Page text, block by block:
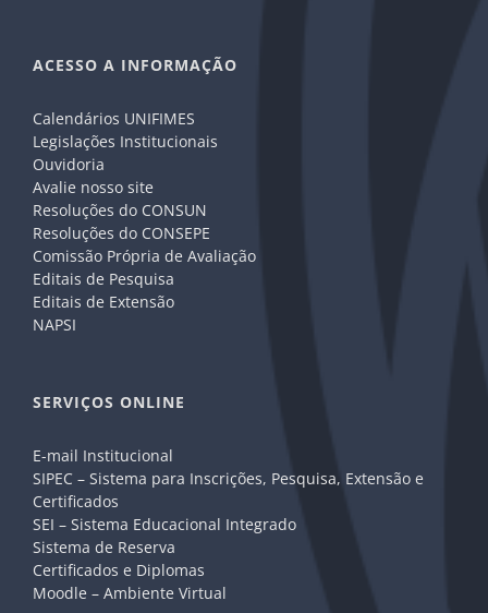
ACESSO A INFORMAÇÃO
Calendários UNIFIMES
Legislações Institucionais
Ouvidoria
Avalie nosso site
Resoluções do CONSUN
Resoluções do CONSEPE
Comissão Própria de Avaliação
Editais de Pesquisa
Editais de Extensão
NAPSI
SERVIÇOS ONLINE
E-mail Institucional
SIPEC – Sistema para Inscrições, Pesquisa, Extensão e
Certificados
SEI – Sistema Educacional Integrado
Sistema de Reserva
Certificados e Diplomas
Moodle – Ambiente Virtual